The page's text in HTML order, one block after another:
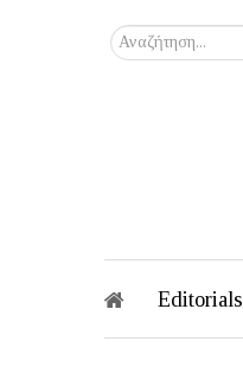
Αναζήτηση...
Editorials